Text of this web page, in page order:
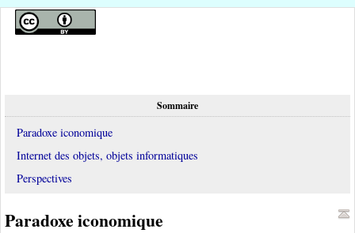
Sommaire
Paradoxe iconomique
Internet des objets, objets informatiques
Perspectives
Paradoxe iconomique